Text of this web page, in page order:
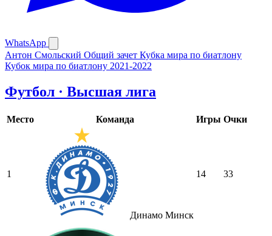
WhatsApp
Антон Смольский Общий зачет Кубка мира по биатлону
Кубок мира по биатлону 2021-2022
Футбол · Высшая лига
Место Команда Игры Очки
1
Динамо Минск
14 33